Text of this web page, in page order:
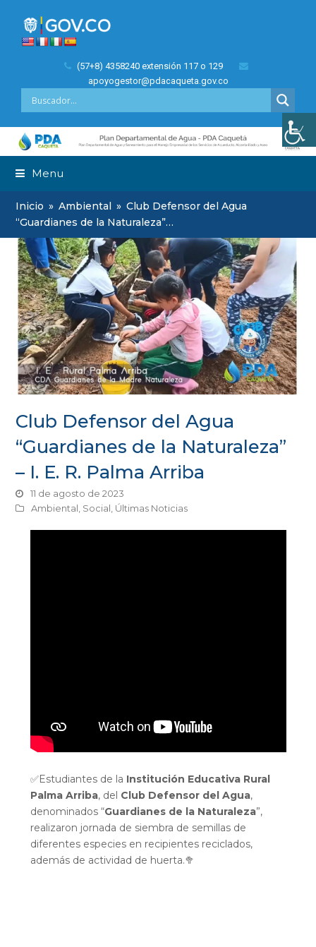
(57+8) 4358240 extensión 117 o 129
apoyogestor@pdacaqueta.gov.co
Menu
Inicio » Ambiental » Club Defensor del Agua
“Guardianes de la Naturaleza”…
Club Defensor del Agua
“Guardianes de la Naturaleza”
– I. E. R. Palma Arriba
11 de agosto de 2023
Ambiental Social Últimas Noticias
✅Estudiantes de la Institución Educativa Rural
Palma Arriba, del Club Defensor del Agua,
denominados “Guardianes de la Naturaleza”,
realizaron jornada de siembra de semillas de
diferentes especies en recipientes reciclados,
además de actividad de huerta.🥦